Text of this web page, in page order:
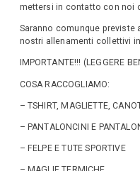
mettersi in contatto con noi
Saranno comunque previste
nostri allenamenti collettivi
IMPORTANTE!!! (LEGGERE
COSA RACCOGLIAMO:
– TSHIRT, MAGLIETTE,
– PANTALONCINI E
– FELPE E TUTE SPORTIVE